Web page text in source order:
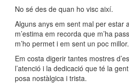
No sé des de quan ho visc així.
Alguns anys em sent mal per estar
m’estima em recorda que m’ha
m’ho permet i em sent un poc
Em costa digerir tantes mostres
l’atenció i la dedicació que té la
posa nostàlgica i trista.